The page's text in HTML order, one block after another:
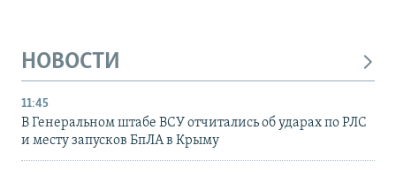
НОВОСТИ
11:45
В Генеральном штабе ВСУ отчитались об ударах по РЛС
и месту запусков БпЛА в Крыму